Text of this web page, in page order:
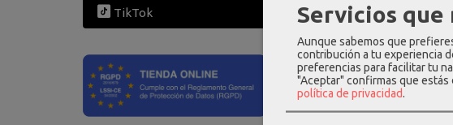
TikTok Servicios
Aunque sabemos que
contribución a tu experiencia
preferencias para facilitar tu
"Aceptar" confirmas que estás
política de privacidad.